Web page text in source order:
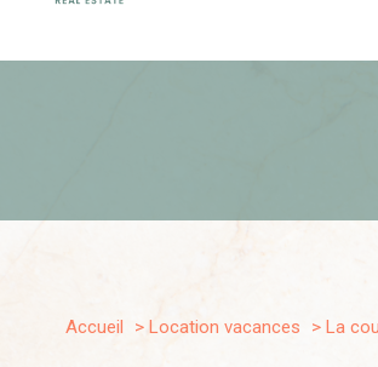
Accueil Location vacances La